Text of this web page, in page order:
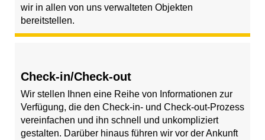
wir in allen von uns verwalteten Objekten
bereitstellen.
Check-in/Check-out
Wir stellen Ihnen eine Reihe von Informationen zur
Verfügung, die den Check-in- und Check-out-Prozess
vereinfachen und ihn schnell und unkompliziert
gestalten. Darüber hinaus führen wir vor der Ankunft